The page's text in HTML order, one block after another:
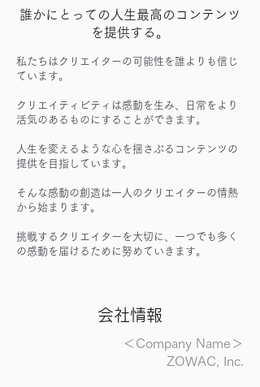
​誰かにとっての人生最高のコンテンツ
を提供する。
​私たちはクリエイターの可能性を誰よりも信じ
ています。
クリエイティビティは感動を生み、日常をより
活気のあるものにすることができます。
人生を変えるような心を揺さぶるコンテンツの
提供を目指しています。
そんな感動の創造は一人のクリエイターの情熱
から始まります。
挑戦するクリエイターを大切に、一つでも多く
の感動を届けるために努めていきます。
​会社情報​
＜Company Name＞
ZOWAC, Inc.